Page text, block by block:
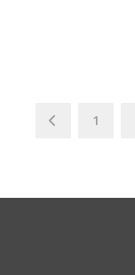
1